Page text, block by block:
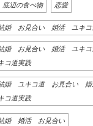
底辺の食べ物 恋愛
婚 お見合い 婚活 ユキコ
婚 お見合い 婚活 ユキ
コ道実践
婚 ユキコ道 お見合い
コ道実践
婚 婚活 お見合い